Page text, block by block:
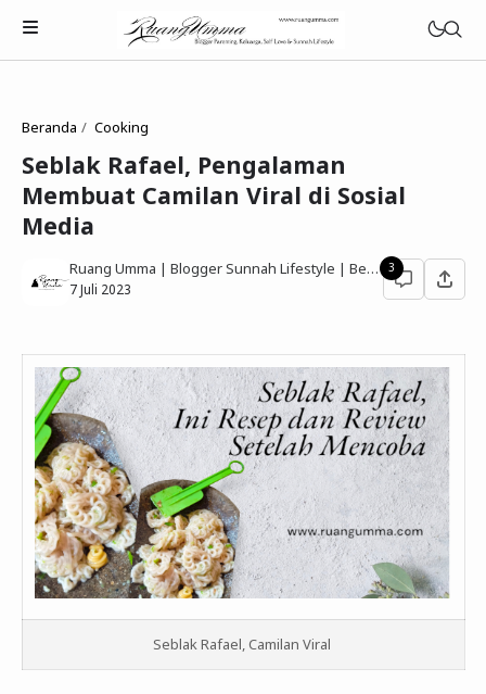
Parenting Islami
Lifestyle Keluarga Sunnah
Review & Rekomendasi
Beranda Cooking
Seblak Rafael, Pengalaman
Membuat Camilan Viral di Sosial
Media
Ruang Umma | Blogger Sunnah Lifestyle | Berbagi Gaya Hidup Sesuai Quran Sunnah
7 Juli 2023
3
Seblak Rafael, Camilan Viral